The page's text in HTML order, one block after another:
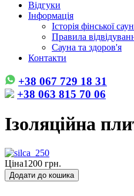
Відгуки
Інформація
Історія фінської
Правила
Сауна та здоров'я
Контакти
+38 067 729 18 31
+38 063 815 70 06
Ізоляційна
Ціна1200 грн.